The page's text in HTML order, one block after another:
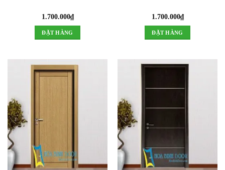
1.700.000₫
ĐẶT HÀNG
1.700.000₫
ĐẶT HÀNG